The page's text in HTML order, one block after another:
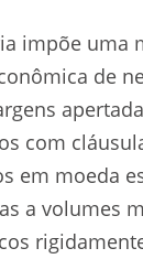
impõe uma
de
com
em moeda
a volumes